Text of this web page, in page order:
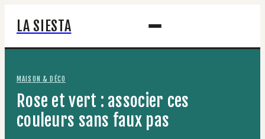
LA SIESTA
MAISON & DÉCO
Rose et vert : associer ces
couleurs sans faux pas